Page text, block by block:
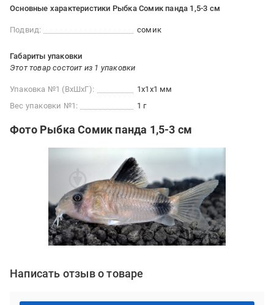
Основные характеристики Рыбка Сомик панда 1,5-3 см
Подвид: сомик
Габариты упаковки
Этот товар состоит из 1 упаковки
Упаковка №1 (ВхШхГ):
1x1x1 мм
Вес упаковки №1:
1 г
Фото Рыбка Сомик панда 1,5-3 см
Написать отзыв о товаре